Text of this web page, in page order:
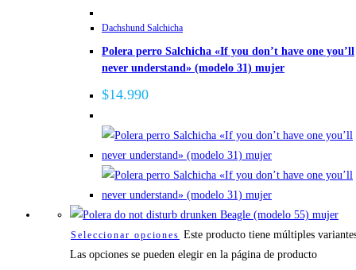
Dachshund Salchicha
Polera perro Salchicha «If you don’t have one you’ll
never understand» (modelo 31) mujer
$14.990
Seleccionar opciones Este producto tiene múltiples
Las opciones se pueden elegir en la página de producto